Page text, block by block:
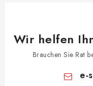
Wir helfen
Brauchen Sie Rat
e-